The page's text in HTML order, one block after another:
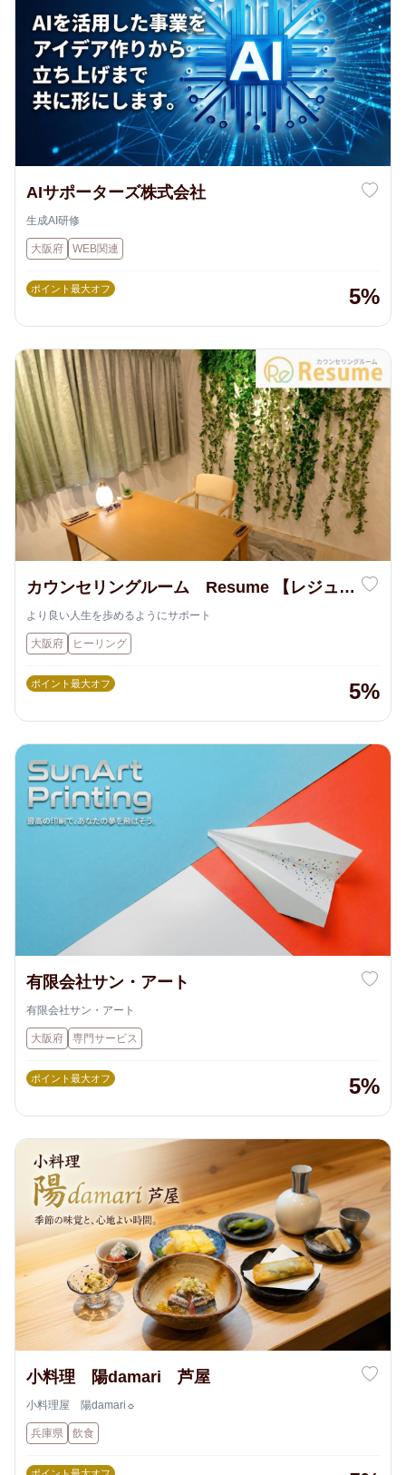
AIサポーターズ株式会社
生成AI研修
大阪府 WEB関連
ポイント最大オフ 5%
カウンセリングルーム Resume 【レジュー
ム】
より良い人生を歩めるようにサポート
大阪府 ヒーリング
ポイント最大オフ 5%
有限会社サン・アート
有限会社サン・アート
大阪府 専門サービス
ポイント最大オフ 5%
小料理 陽damari 芦屋
小料理屋 陽damari☼
兵庫県 飲食